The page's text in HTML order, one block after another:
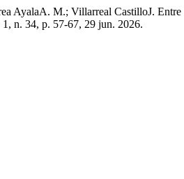
AyalaA. M.; Villarreal CastilloJ.
1, n. 34, p. 57-67, 29 jun. 2026.